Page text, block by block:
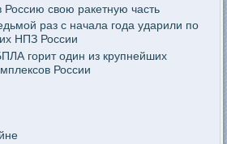
свою ракетную часть
раз с начала года ударили по
НПЗ России
горит один из крупнейших
России